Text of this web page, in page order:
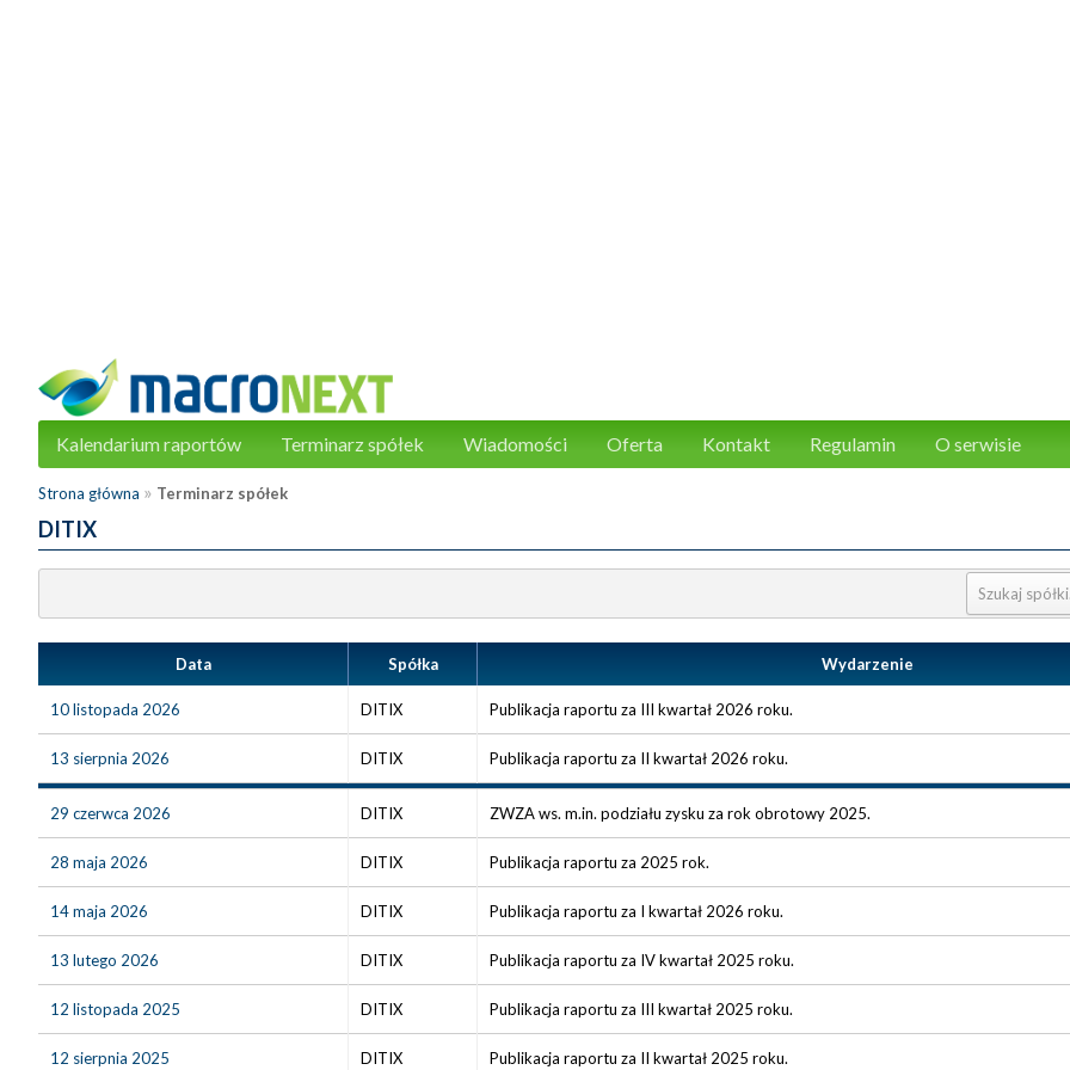
Kalendarium raportów Terminarz spółek Wiadomości Oferta Kontakt Regulamin O serwisie
Strona główna » Terminarz spółek
DITIX
Data Spółka Wydarzenie
10 listopada 2026 DITIX Publikacja raportu za III kwartał 2026 roku.
13 sierpnia 2026 DITIX Publikacja raportu za II kwartał 2026 roku.
29 czerwca 2026 DITIX ZWZA ws. m.in. podziału zysku za rok obrotowy 2025.
28 maja 2026 DITIX Publikacja raportu za 2025 rok.
14 maja 2026 DITIX Publikacja raportu za I kwartał 2026 roku.
13 lutego 2026 DITIX Publikacja raportu za IV kwartał 2025 roku.
12 listopada 2025 DITIX Publikacja raportu za III kwartał 2025 roku.
12 sierpnia 2025 DITIX Publikacja raportu za II kwartał 2025 roku.